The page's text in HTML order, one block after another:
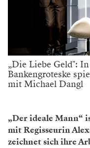
„Die Liebe Geld":
Bankengroteske
mit Michael Dangl
„Der ideale Mann“
mit Regisseurin
zeichnet sich ihre